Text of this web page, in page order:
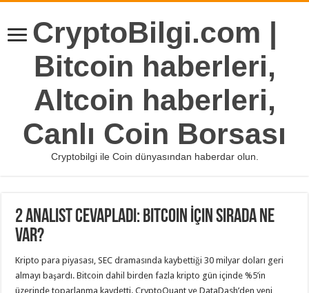
CryptoBilgi.com |
Bitcoin haberleri,
Altcoin haberleri,
Canlı Coin Borsası
Cryptobilgi ile Coin dünyasından haberdar olun.
2 Analist Cevapladı: Bitcoin İçin Sırada Ne
var?
Kripto para piyasası, SEC dramasında kaybettiği 30 milyar doları geri
almayı başardı. Bitcoin dahil birden fazla kripto gün içinde %5’in
üzerinde toparlanma kaydetti. CryptoQuant ve DataDash’den yeni